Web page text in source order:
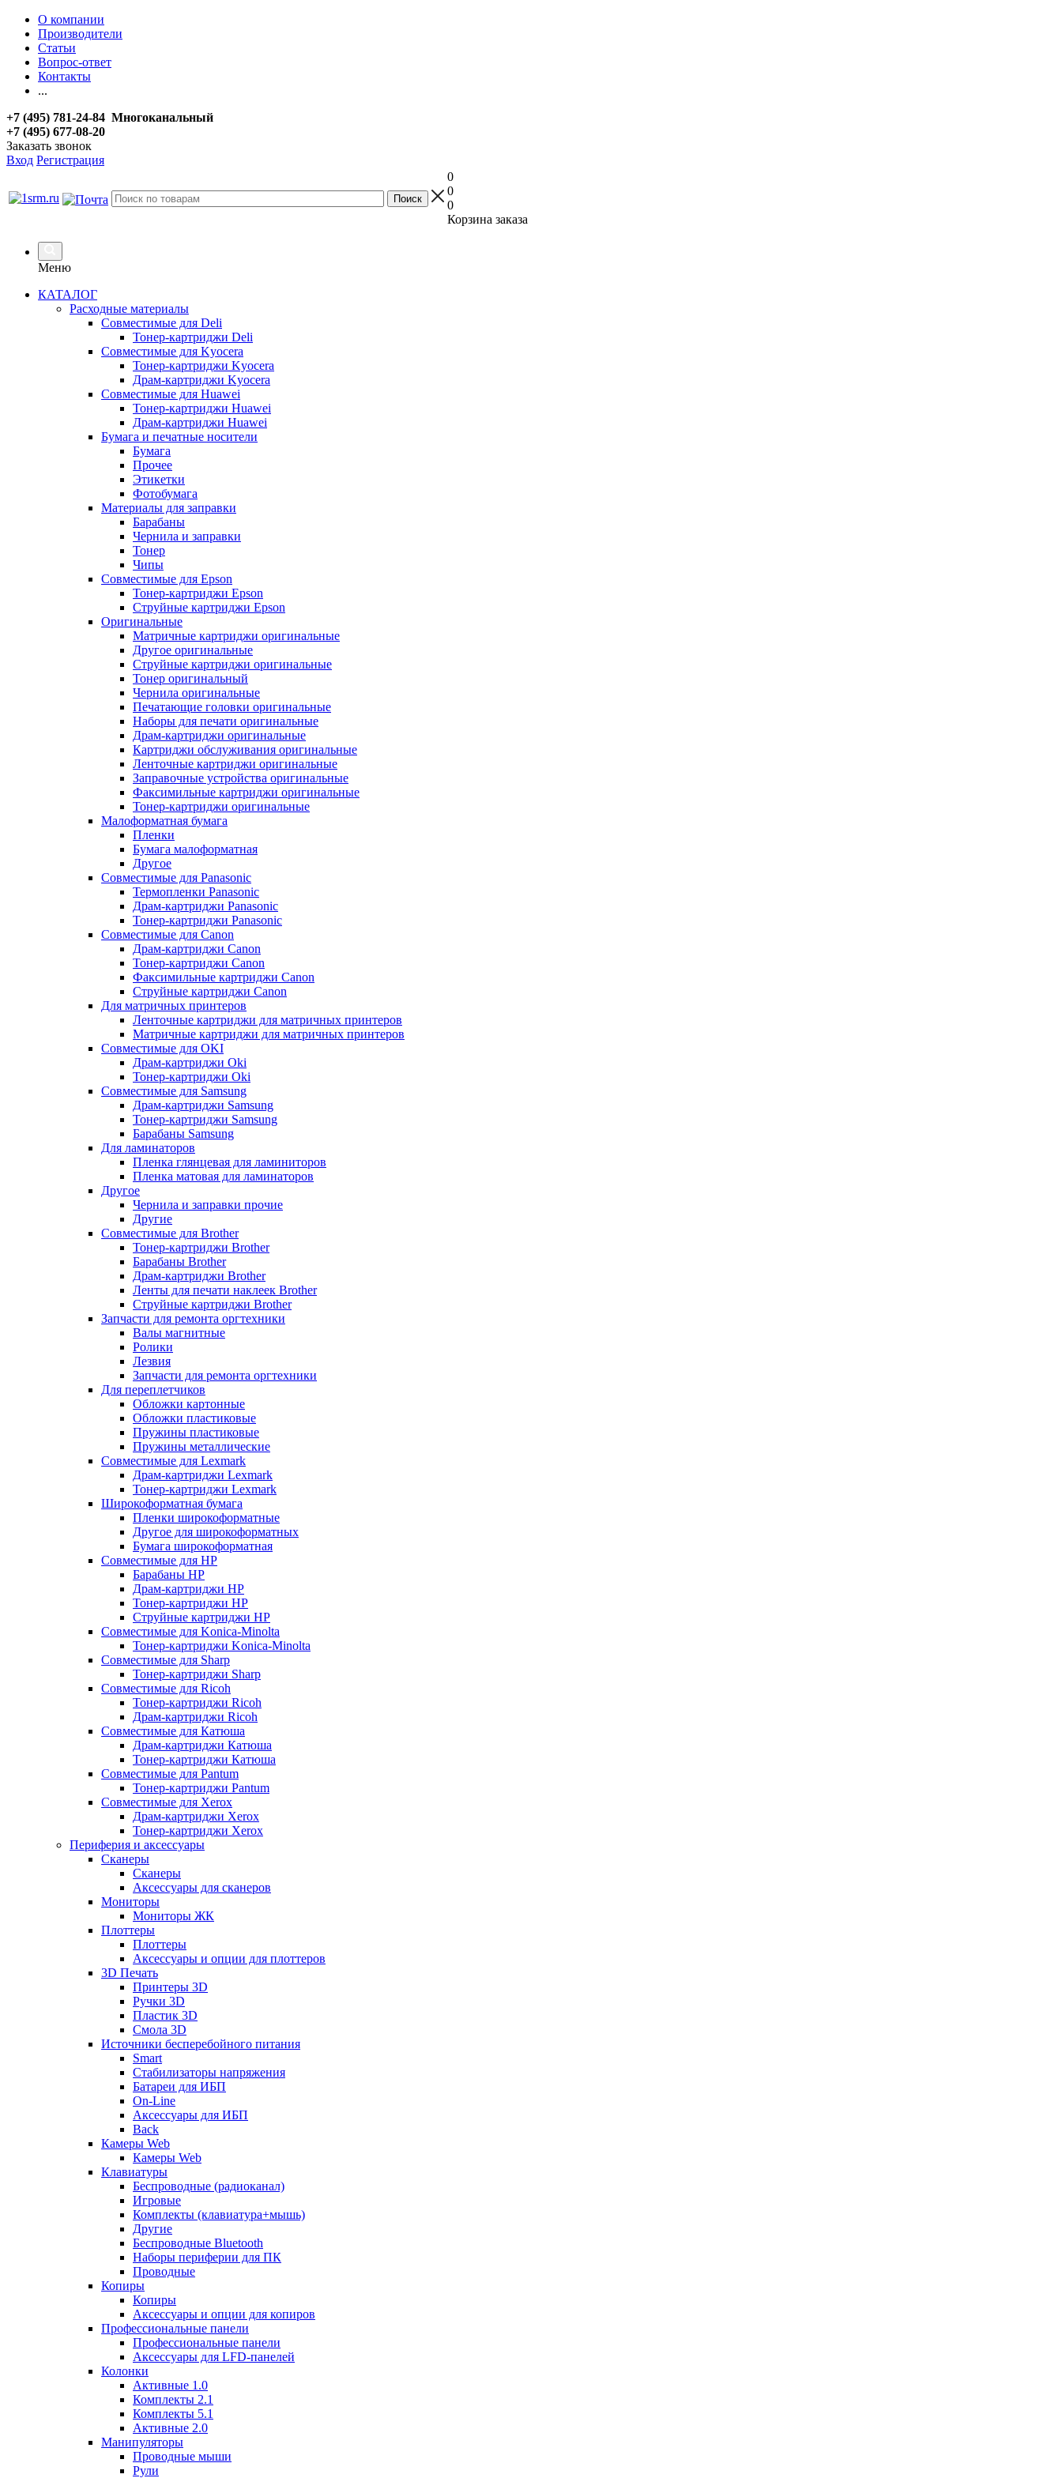
О компании
Производители
Статьи
Вопрос-ответ
Контакты
...
+7 (495) 781-24-84 Многоканальный
+7 (495) 677-08-20
Заказать звонок
Вход Регистрация
0
0
0
Корзина заказа
Меню
КАТАЛОГ
Расходные материалы
Совместимые для Deli
Тонер-картриджи Deli
Совместимые для Kyocera
Тонер-картриджи Kyocera
Драм-картриджи Kyocera
Совместимые для Huawei
Тонер-картриджи Huawei
Драм-картриджи Huawei
Бумага и печатные носители
Бумага
Прочее
Этикетки
Фотобумага
Материалы для заправки
Барабаны
Чернила и заправки
Тонер
Чипы
Совместимые для Epson
Тонер-картриджи Epson
Струйные картриджи Epson
Оригинальные
Матричные картриджи оригинальные
Другое оригинальные
Струйные картриджи оригинальные
Тонер оригинальный
Чернила оригинальные
Печатающие головки оригинальные
Наборы для печати оригинальные
Драм-картриджи оригинальные
Картриджи обслуживания оригинальные
Ленточные картриджи оригинальные
Заправочные устройства оригинальные
Факсимильные картриджи оригинальные
Тонер-картриджи оригинальные
Малоформатная бумага
Пленки
Бумага малоформатная
Другое
Совместимые для Panasonic
Термопленки Panasonic
Драм-картриджи Panasonic
Тонер-картриджи Panasonic
Совместимые для Canon
Драм-картриджи Canon
Тонер-картриджи Canon
Факсимильные картриджи Canon
Струйные картриджи Canon
Для матричных принтеров
Ленточные картриджи для матричных принтеров
Матричные картриджи для матричных принтеров
Совместимые для OKI
Драм-картриджи Oki
Тонер-картриджи Oki
Совместимые для Samsung
Драм-картриджи Samsung
Тонер-картриджи Samsung
Барабаны Samsung
Для ламинаторов
Пленка глянцевая для ламиниторов
Пленка матовая для ламинаторов
Другое
Чернила и заправки прочие
Другие
Совместимые для Brother
Тонер-картриджи Brother
Барабаны Brother
Драм-картриджи Brother
Ленты для печати наклеек Brother
Струйные картриджи Brother
Запчасти для ремонта оргтехники
Валы магнитные
Ролики
Лезвия
Запчасти для ремонта оргтехники
Для переплетчиков
Обложки картонные
Обложки пластиковые
Пружины пластиковые
Пружины металлические
Совместимые для Lexmark
Драм-картриджи Lexmark
Тонер-картриджи Lexmark
Широкоформатная бумага
Пленки широкоформатные
Другое для широкоформатных
Бумага широкоформатная
Совместимые для HP
Барабаны HP
Драм-картриджи HP
Тонер-картриджи HP
Струйные картриджи HP
Совместимые для Konica-Minolta
Тонер-картриджи Konica-Minolta
Совместимые для Sharp
Тонер-картриджи Sharp
Совместимые для Ricoh
Тонер-картриджи Ricoh
Драм-картриджи Ricoh
Совместимые для Катюша
Драм-картриджи Катюша
Тонер-картриджи Катюша
Совместимые для Pantum
Тонер-картриджи Pantum
Совместимые для Xerox
Драм-картриджи Xerox
Тонер-картриджи Xerox
Периферия и аксессуары
Сканеры
Сканеры
Аксессуары для сканеров
Мониторы
Мониторы ЖК
Плоттеры
Плоттеры
Аксессуары и опции для плоттеров
3D Печать
Принтеры 3D
Ручки 3D
Пластик 3D
Смола 3D
Источники бесперебойного питания
Smart
Стабилизаторы напряжения
Батареи для ИБП
On-Line
Аксессуары для ИБП
Back
Камеры Web
Камеры Web
Клавиатуры
Беспроводные (радиоканал)
Игровые
Комплекты (клавиатура+мышь)
Другие
Беспроводные Bluetooth
Наборы периферии для ПК
Проводные
Копиры
Копиры
Аксессуары и опции для копиров
Профессиональные панели
Профессиональные панели
Аксессуары для LFD-панелей
Колонки
Активные 1.0
Комплекты 2.1
Комплекты 5.1
Активные 2.0
Манипуляторы
Проводные мыши
Рули